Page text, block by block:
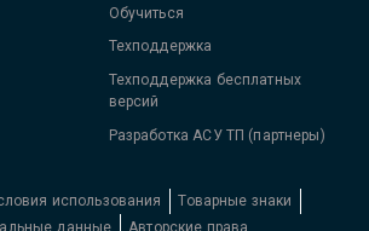
Обучиться
Техподдержка
Техподдержка бесплатных
версий
Разработка АСУ ТП (партнеры)
использования
Товарные знаки
данные
Авторские права